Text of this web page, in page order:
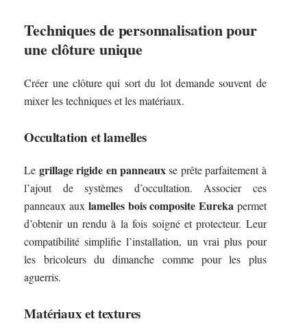
Techniques de personnalisation pour
une clôture unique
Créer une clôture qui sort du lot demande souvent de
mixer les techniques et les matériaux.
Occultation et lamelles
Le grillage rigide en panneauxse prête parfaitement à
l’ajout de systèmes d’occultation. Associer ces
panneaux aux lamelles bois composite Eureka permet
d’obtenir un rendu à la fois soigné et protecteur. Leur
compatibilité simplifie l’installation, un vrai plus pour
les bricoleurs du dimanche comme pour les plus
aguerris.
Matériaux et textures